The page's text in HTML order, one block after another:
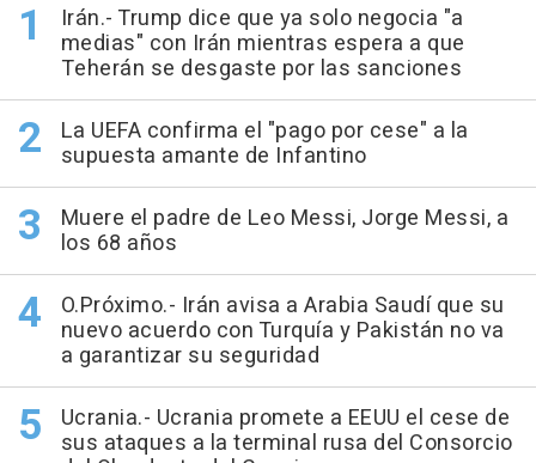
Irán.- Trump dice que ya solo negocia "a
medias" con Irán mientras espera a que
Teherán se desgaste por las sanciones
La UEFA confirma el "pago por cese" a la
supuesta amante de Infantino
Muere el padre de Leo Messi, Jorge Messi, a
los 68 años
O.Próximo.- Irán avisa a Arabia Saudí que su
nuevo acuerdo con Turquía y Pakistán no va
a garantizar su seguridad
Ucrania.- Ucrania promete a EEUU el cese de
sus ataques a la terminal rusa del Consorcio